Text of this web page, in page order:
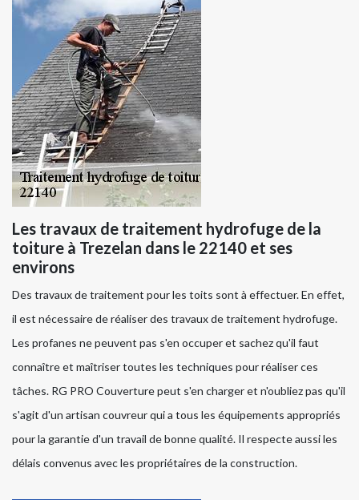
Les travaux de traitement hydrofuge de la
toiture à Trezelan dans le 22140 et ses
environs
Des travaux de traitement pour les toits sont à effectuer. En effet,
il est nécessaire de réaliser des travaux de traitement hydrofuge.
Les profanes ne peuvent pas s'en occuper et sachez qu'il faut
connaître et maîtriser toutes les techniques pour réaliser ces
tâches. RG PRO Couverture peut s'en charger et n'oubliez pas qu'il
s'agit d'un artisan couvreur qui a tous les équipements appropriés
pour la garantie d'un travail de bonne qualité. Il respecte aussi les
délais convenus avec les propriétaires de la construction.